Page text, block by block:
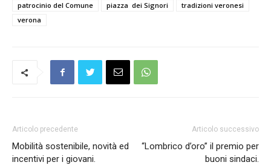
patrocinio del Comune
piazza dei Signori
tradizioni veronesi
verona
Articolo precedente
Mobilità sostenibile, novità ed
incentivi per i giovani.
Articolo successivo
“Lombrico d’oro” il premio per
buoni sindaci.